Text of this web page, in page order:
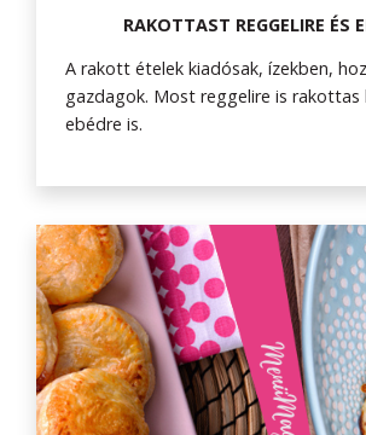
RAKOTTAST REGGELIRE ÉS
A rakott ételek kiadósak, ízekben,
gazdagok. Most reggelire is rakottas
ebédre is.